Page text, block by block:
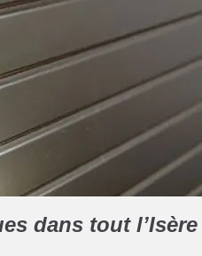
dans tout l’Isère